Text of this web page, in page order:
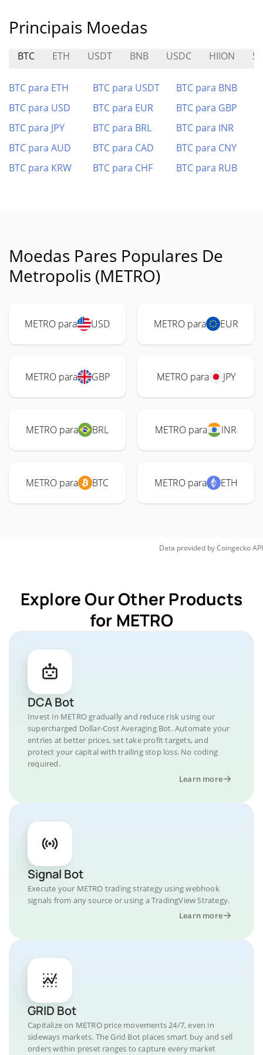
Principais Moedas
BTC ETH USDT BNB USDC HIION
BTC para ETH BTC para USDT
BTC para BNB
BTC para USD
BTC para EUR
BTC para GBP
BTC para JPY
BTC para BRL
BTC para INR
BTC para AUD
BTC para CAD
BTC para CNY
BTC para KRW
BTC para CHF BTC para RUB
Moedas Pares Populares De
Metropolis (METRO)
METRO para USD METRO para EUR
METRO para GBP METRO para JPY
METRO para BRL METRO para INR
METRO para BTC METRO para ETH
Data provided byCoingeckoAPI
Explore Our Other Products
for METRO
DCA Bot
Invest in METRO gradually and reduce risk using our
supercharged Dollar-Cost Averaging Bot. Automate your
entries at better prices, set take profit targets, and
protect your capital with trailing stop loss. No coding
required.
Learn more
Signal Bot
Execute your METRO trading strategy using webhook
signals from any source or using a TradingView Strategy.
Learn more
GRID Bot
Capitalize on METRO price movements 24/7, even in
sideways markets. The Grid Bot places smart buy and sell
orders within preset ranges to capture every market